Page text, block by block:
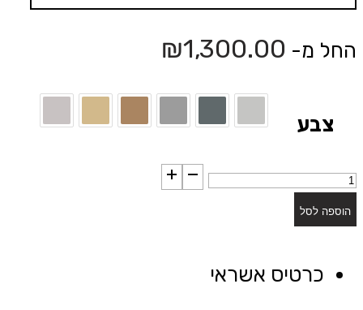
החל מ- ₪1,300.00
צבע
כמות
של
דגם
הוספה לסל
כרטיס אשראי